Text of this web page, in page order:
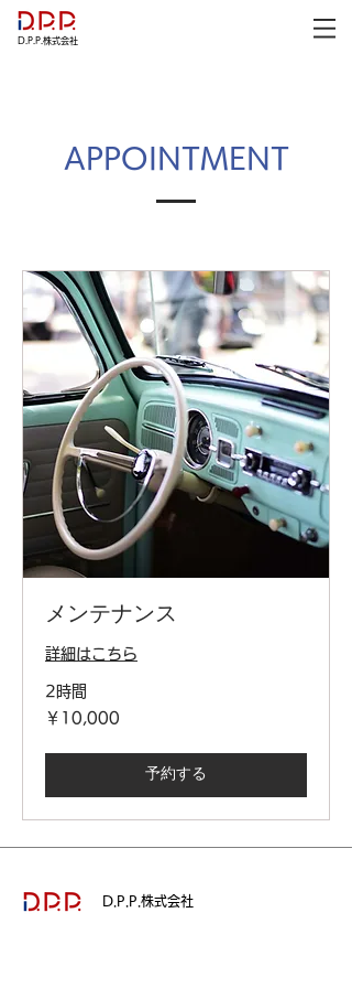
D.P.P.株式会社
APPOINTMENT
メンテナンス
詳細はこちら
2時間
10,000
円
￥10,000
予約する
D.P.P.株式会社